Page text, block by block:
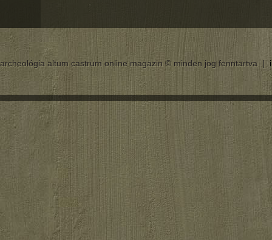
archeológia altum castrum online magazin © minden jog fenntartva |